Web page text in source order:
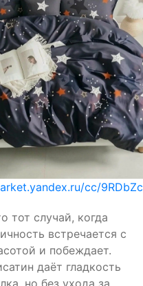
cc/9RDbZc
тот случай, когда
встречается с
и побеждает.
даёт гладкость
но без ухода за